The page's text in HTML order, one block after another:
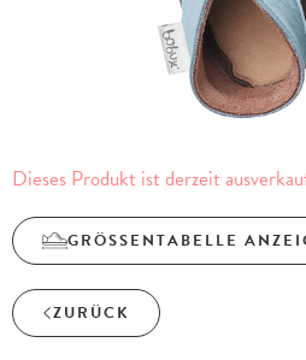
Dieses Produkt ist derzeit
GRÖSSENTABELLE
ZURÜCK